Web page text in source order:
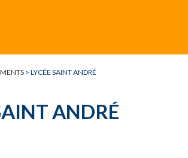
> LYCÉE SAINT ANDRÉ
ANDRÉ